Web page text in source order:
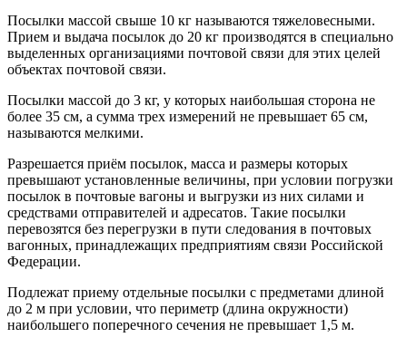
Посылки массой свыше 10 кг называются тяжеловесными.
Прием и выдача посылок до 20 кг производятся в специально
выделенных организациями почтовой связи для этих целей
объектах почтовой связи.
Посылки массой до 3 кг, у которых наибольшая сторона не
более 35 см, а сумма трех измерений не превышает 65 см,
называются мелкими.
Разрешается приём посылок, масса и размеры которых
превышают установленные величины, при условии погрузки
посылок в почтовые вагоны и выгрузки из них силами и
средствами отправителей и адресатов. Такие посылки
перевозятся без перегрузки в пути следования в почтовых
вагонных, принадлежащих предприятиям связи Российской
Федерации.
Подлежат приему отдельные посылки с предметами длиной
до 2 м при условии, что периметр (длина окружности)
наибольшего поперечного сечения не превышает 1,5 м.